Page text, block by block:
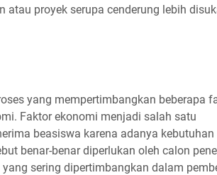
proyek serupa cenderung lebih
yang mempertimbangkan beberapa
Faktor ekonomi menjadi salah satu
beasiswa karena adanya
benar-benar diperlukan oleh calon
sering dipertimbangkan dalam